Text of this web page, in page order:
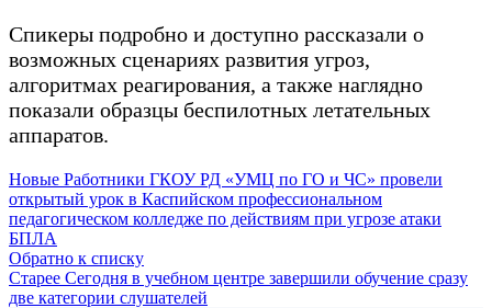
террористических
посягательств
Спикеры подробно и доступно рассказали о
возможных сценариях развития угроз,
алгоритмах реагирования, а также наглядно
показали образцы беспилотных летательных
аппаратов.
Новые Работники ГКОУ РД «УМЦ по ГО и ЧС» провели
открытый урок в Каспийском профессиональном
педагогическом колледже по действиям при угрозе атаки
БПЛА
Обратно к списку
Старее Сегодня в учебном центре завершили обучение сразу
две категории слушателей